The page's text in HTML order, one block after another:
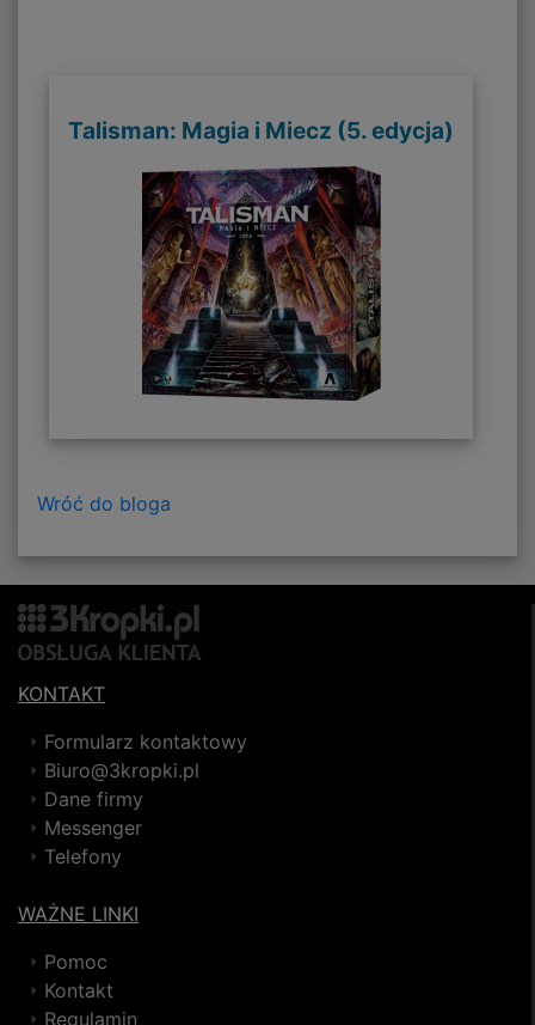
Talisman: Magia i Miecz (5. edycja)
Wróć do bloga
KONTAKT
Formularz kontaktowy
Biuro@3kropki.pl
Dane firmy
Messenger
Telefony
WAŻNE LINKI
Pomoc
Kontakt
Regulamin